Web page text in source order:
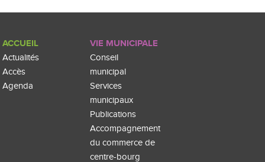
ACCUEIL
Actualités
Accès
Agenda
VIE MUNICIPALE
Conseil
municipal
Services
municipaux
Publications
Accompagnement
du commerce de
centre-bourg